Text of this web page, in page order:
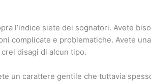
l’indice siete dei sognatori. Avete
complicate e problematiche. Avete
disagi di alcun tipo.
un carattere gentile che tuttavia